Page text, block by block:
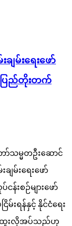
ျမ်းရေးဖော်
ပြည်တိုးတက်
ာ်သမ္မတဦးဆောင်
မ်းရေးဖော်
းစဉ်များဖော်
းရန်နှင့် နိုင်ငံရေး
အထူးလိုအပ်သည်ဟု